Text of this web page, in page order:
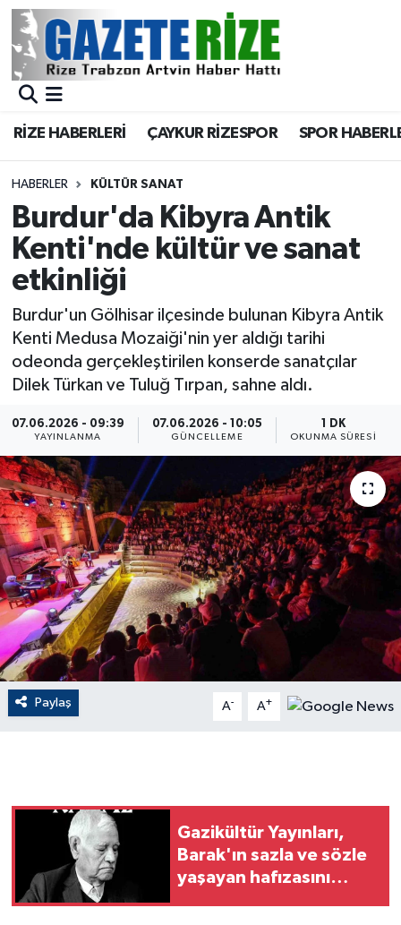
RİZE HABERLERİ ÇAYKUR RİZESPOR SPOR
HABERLER KÜLTÜR SANAT
Burdur'da Kibyra Antik
Kenti'nde kültür ve sanat
etkinliği
Burdur'un Gölhisar ilçesinde bulunan Kibyra Antik
Kenti Medusa Mozaiği'nin yer aldığı tarihi
odeonda gerçekleştirilen konserde sanatçılar
Dilek Türkan ve Tuluğ Tırpan, sahne aldı.
07.06.2026 - 09:39
YAYINLANMA
07.06.2026 - 10:05
GÜNCELLEME
1 DK
OKUNMA SÜRESI
Paylaş A- A+
Gazikültür Yayınları,
Barak'ın sazla ve sözle
yaşayan hafızasını
BÖLGEMİZ
Asayiş
Rize Jandarma Komutanlığı
Bilim Teknoloji
Advertising news
Canlı Maç
ÇEVRE
Dış Haberler
Dünya
EĞİTİM
EKONOMİ
English News
Finans
GENEL
GÜNDEM
Merkez Nöbetçi Eczaneler
Merkez Trafik Yoğunluk Haritası
Süper Lig Puan Durumu ve Fikstür
Tüm Manşetler
Son Dakika Haberleri
Haber Arşivi